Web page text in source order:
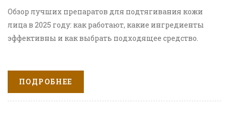
Обзор лучших препаратов для подтягивания кожи
лица в 2025 году: как работают, какие ингредиенты
эффективны и как выбрать подходящее средство.
ПОДРОБНЕЕ